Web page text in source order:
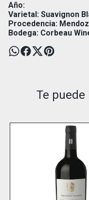
Año:
Varietal: Suavignon
Procedencia:
Bodega: Corbeau
Te